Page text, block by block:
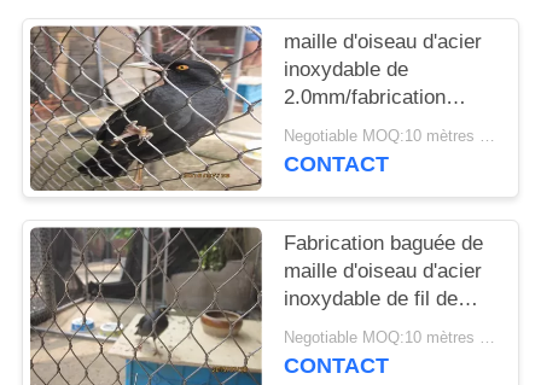
maille d'oiseau d'acier
inoxydable de
2.0mm/fabrication
maille de volière avec
le diamètre de fil de
Negotiable MOQ:10 mètres carrés
CONTACT
Fabrication baguée de
maille d'oiseau d'acier
inoxydable de fil de
volière pour la
protection de visiteur
Negotiable MOQ:10 mètres carrés
CONTACT